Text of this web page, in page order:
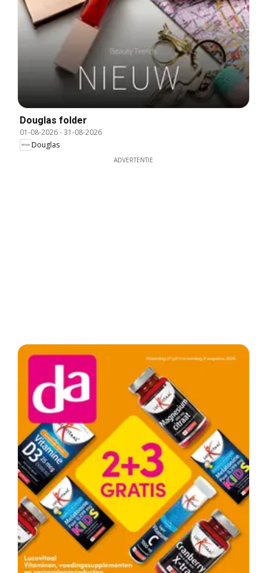
Douglas folder
01-08-2026-31-08-2026
Douglas
ADVERTENTIE